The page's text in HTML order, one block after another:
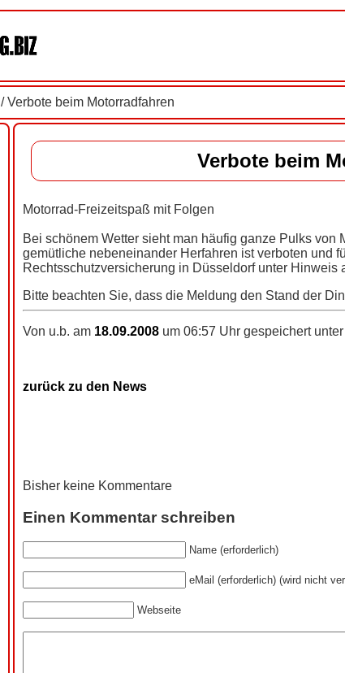
/ Verbote beim Motorradfahren
Verbote beim
Motorrad-Freizeitspaß mit Folgen
Bei schönem Wetter sieht man häufig ganze Pulks von
gemütliche nebeneinander Herfahren ist verboten und
Rechtsschutzversicherung in Düsseldorf unter
Bitte beachten Sie, dass die Meldung den Stand der
Von u.b. am 18.09.2008 um 06:57 Uhr gespeichert unter
zurück zu den News
Bisher keine Kommentare
Einen Kommentar schreiben
Name (erforderlich)
eMail (erforderlich) (wird nicht
Webseite